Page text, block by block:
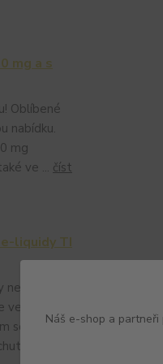
mg a s
Oblíbené
nabídku.
mg
ve ... číst
liquidy TI
e-
sortimentu.Náš e-shop a partneři